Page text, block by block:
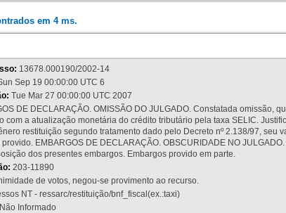
em 4 ms.
13678.000190/2002-14
Sep 19 00:00:00 UTC 6
Tue Mar 27 00:00:00 UTC 2007
DE DECLARAÇÃO. OMISSÃO DO JULGADO. Constatada
com a atualização monetária do crédito tributário pela taxa SELIC.
restituição segundo tratamento dado pelo Decreto nº 2.138/97, seu
EMBARGOS DE DECLARAÇÃO. OBSCURIDADE NO
dos presentes embargos. Embargos provido em parte.
203-11890
de votos, negou-se provimento ao recurso.
NT - ressarc/restituição/bnf_fiscal(ex.:taxi)
Não Informado